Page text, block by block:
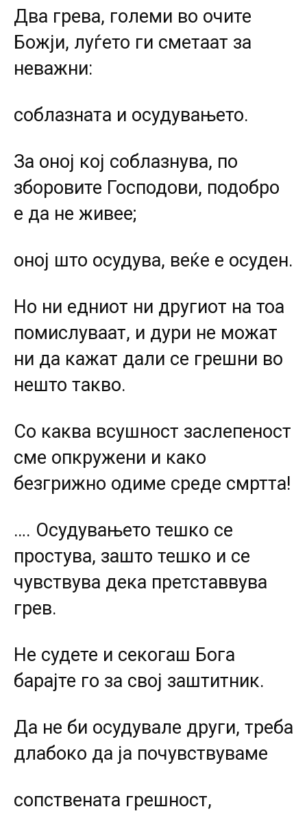
Два грева, големи во очите
Божји, луѓето ги сметаат за
неважни:
соблазната и осудувањето.
За оној кој соблазнува, по
зборовите Господови, подобро
е да не живее;
оној што осудува, веќе е осуден.
Но ни едниот ни другиот на тоа
помислуваат, и дури не можат
ни да кажат дали се грешни во
нешто такво.
Со каква всушност заслепеност
сме опкружени и како
безгрижно одиме среде смртта!
…. Осудувањето тешко се
простува, зашто тешко и се
чувствува дека претставвува
грев.
Не судете и секогаш Бога
барајте го за свој заштитник.
Да не би осудувале други, треба
длабоко да ја почувствуваме
сопствената грешност,